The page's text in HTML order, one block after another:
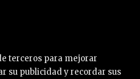
terceros para mejorar
su publicidad y recordar sus